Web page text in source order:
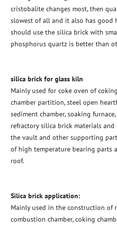
cristobalite changes most, then
slowest of all and it also has good
should use the silica brick with
phosphorus quartz is better than
silica brick for glass kiln
Mainly used for coke oven of
chamber partition, steel open
sediment chamber, soaking
refractory silica brick materials
the vault and other supporting
of high temperature bearing parts
roof.
Silica brick application:
Mainly used in the construction of
combustion chamber, coking